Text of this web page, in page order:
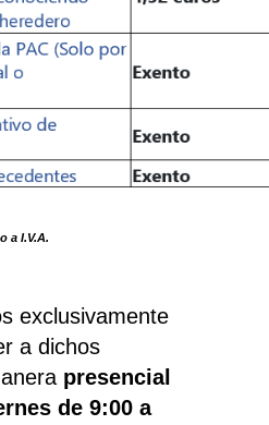
a I.V.A.
exclusivamente
a dichos
presencial
de 9:00 a